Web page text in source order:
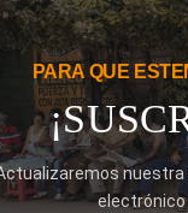
PARA QUE
electrónico